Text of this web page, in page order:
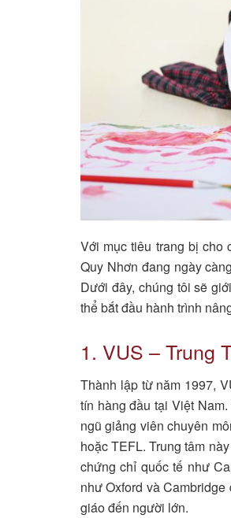
Với mục tiêu trang bị cho
Quy Nhơn đang ngày
Dưới đây, chúng tôi sẽ
thể bắt đầu hành trình
1. VUS – Trung
Thành lập từ năm 1997,
tín hàng đầu tại Việt
ngũ giảng viên chuyên
hoặc TEFL. Trung tâm
chứng chỉ quốc tế như
như Oxford và
giáo đến người lớn.